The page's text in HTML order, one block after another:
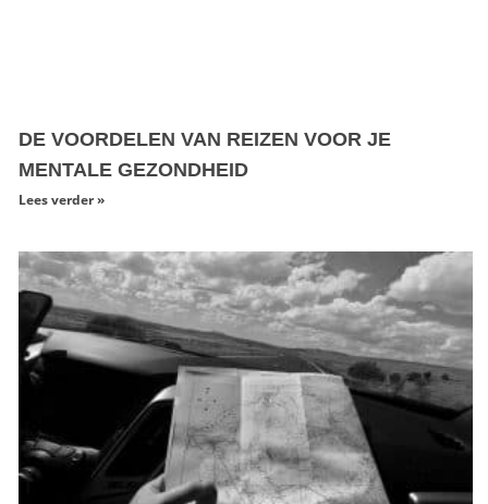
DE VOORDELEN VAN REIZEN VOOR JE
MENTALE GEZONDHEID
Lees verder »